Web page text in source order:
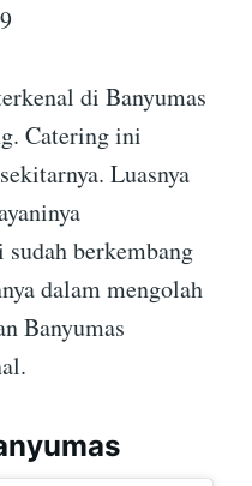
di Banyumas
Catering ini
Luasnya
berkembang
dalam mengolah
Banyumas